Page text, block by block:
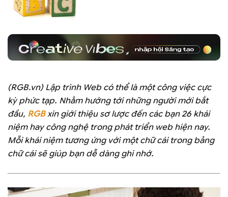
(RGB.vn) Lập trình Web có thể là một công việc cực
kỳ phức tạp. Nhằm hướng tới những người mới bắt
đầu, RGBxin giới thiệu sơ lược đến các bạn 26 khái
niệm hay công nghệ trong phát triển web hiện nay.
Mỗi khái niệm tương ứng với một chữ cái trong bảng
chữ cái sẽ giúp bạn dễ dàng ghi nhớ.